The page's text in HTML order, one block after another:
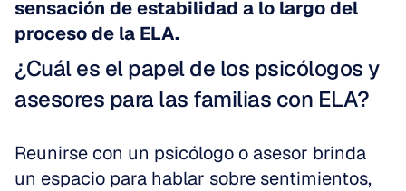
sensación de estabilidad a lo largo del
proceso de la ELA.
¿Cuál es el papel de los psicólogos y
asesores para las familias con ELA?
Reunirse con un psicólogo o asesor brinda
un espacio para hablar sobre sentimientos,